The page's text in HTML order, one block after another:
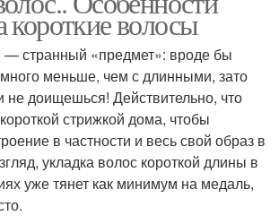
короткие волосы
— странный «предмет»: вроде бы
меньше, чем с длинными, зато
не доищешься! Действительно, что
стрижкой дома, чтобы
в частности и весь свой образ в
укладка волос короткой длины в
уже тянет как минимум на медаль,